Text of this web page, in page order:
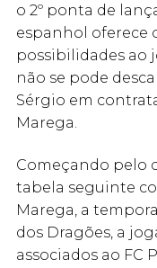
o 2º ponta de
espanhol oferece
possibilidades ao
não se pode
Sérgio em
Marega.
Começando pelo
tabela seguinte
Marega, a
dos Dragões, a
associados ao FC